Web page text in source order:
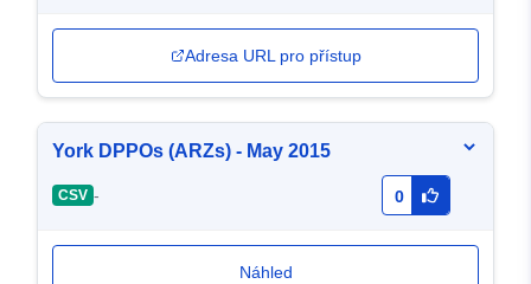
Adresa URL pro přístup
York DPPOs (ARZs) - May 2015
CSV - 0
Náhled